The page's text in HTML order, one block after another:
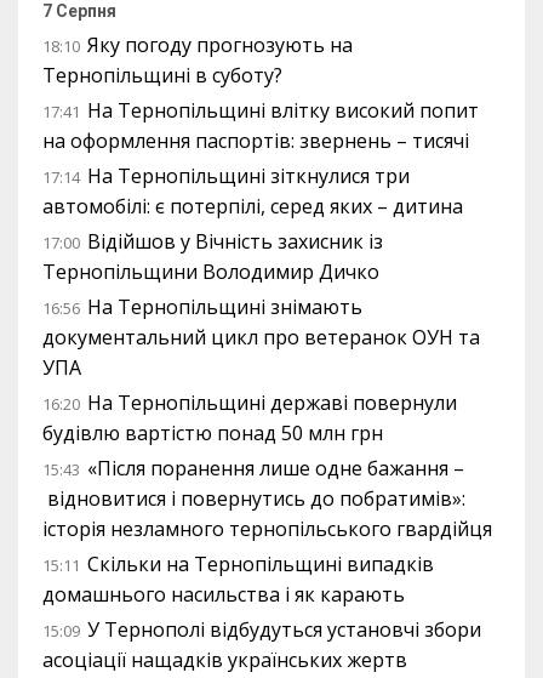
7 Серпня
18:10 Яку погоду прогнозують на
Тернопільщині в суботу?
17:41 На Тернопільщині влітку високий попит
на оформлення паспортів: звернень – тисячі
17:14 На Тернопільщині зіткнулися три
автомобілі: є потерпілі, серед яких – дитина
17:00 Відійшов у Вічність захисник із
Тернопільщини Володимир Дичко
16:56 На Тернопільщині знімають
документальний цикл про ветеранок ОУН та
УПА
16:20 На Тернопільщині державі повернули
будівлю вартістю понад 50 млн грн
15:43 «Після поранення лише одне бажання –
відновитися і повернутись до побратимів»:
історія незламного тернопільського гвардійця
15:11 Скільки на Тернопільщині випадків
домашнього насильства і як карають
15:09 У Тернополі відбудуться установчі збори
асоціації нащадків українських жертв